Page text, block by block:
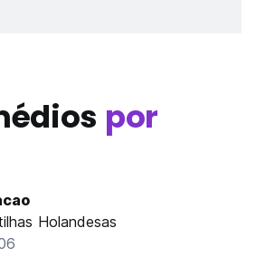
por
Holandesas